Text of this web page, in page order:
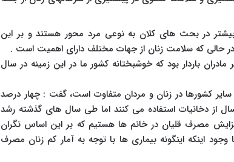
بیشتر در بحث های کلان به نوعی مرد محور هستند و بر این
حالی که سلامت زنان از جهات مختلف دارای اهمیت است .
باردار بود که خوشبختانه کشور ما در این زمینه در سال
سایر کشورها در زنان و مردان متفاوت است، گفت : چهار درصد
با ۲۶ درصد آقایان میانسال از دخانیات استفاده می کنند اما طی سال های گذشته رشد
مصرف قلیان در خانم ها هستیم که بر این اساس نگران
اینکه اینگونه بیماری ها با توجه به آمار کم زنان مصرف